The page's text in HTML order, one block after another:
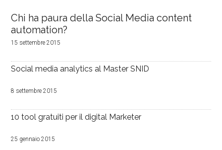
Chi ha paura della Social Media content
automation?
15 settembre 2015
Social media analytics al Master SNID
8 settembre 2015
10 tool gratuiti per il digital Marketer
25 gennaio 2015